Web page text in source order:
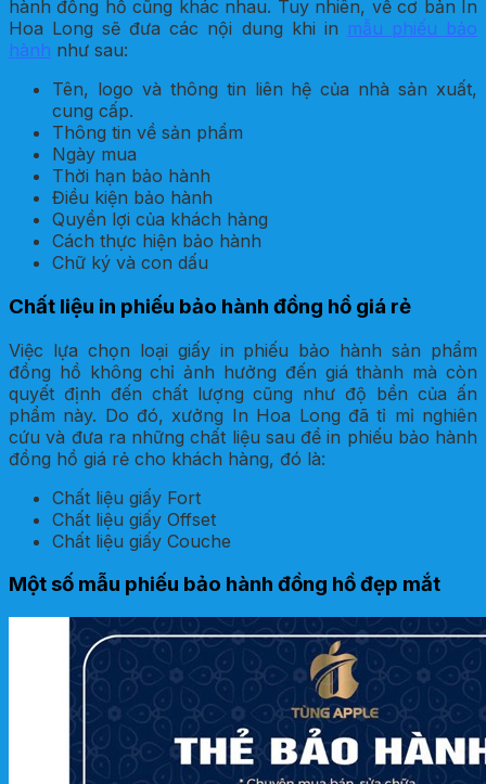
hành đồng hồ cũng khác nhau. Tuy nhiên, về cơ bản In
Hoa Long sẽ đưa các nội dung khi in mẫu phiếu bảo
hành như sau:
Tên, logo và thông tin liên hệ của nhà sản xuất,
cung cấp.
Thông tin về sản phẩm
Ngày mua
Thời hạn bảo hành
Điều kiện bảo hành
Quyền lợi của khách hàng
Cách thực hiện bảo hành
Chữ ký và con dấu
Chất liệu in phiếu bảo hành đồng hồ giá rẻ
Việc lựa chọn loại giấy in phiếu bảo hành sản phẩm
đồng hồ không chỉ ảnh hưởng đến giá thành mà còn
quyết định đến chất lượng cũng như độ bền của ấn
phẩm này. Do đó, xưởng In Hoa Long đã tỉ mỉ nghiên
cứu và đưa ra những chất liệu sau để in phiếu bảo hành
đồng hồ giá rẻ cho khách hàng, đó là:
Chất liệu giấy Fort
Chất liệu giấy Offset
Chất liệu giấy Couche
Một số mẫu phiếu bảo hành đồng hồ đẹp mắt